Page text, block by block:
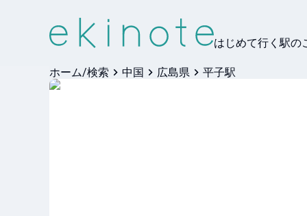
はじめて行く駅の
ホーム/検索 中国 広島県 平子駅